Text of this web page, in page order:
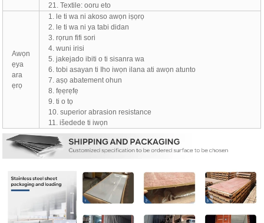
21. Textile: ooru eto
Awọn
ẹya
ara
ẹrọ
1. le ti wa ni akoso awọn iṣọrọ
2. le ti wa ni ya tabi didan
3. rọrun fifi sori
4. wuni irisi
5. jakejado ibiti o ti sisanra wa
6. tobi asayan ti Iho iwọn ilana ati awọn atunto
7. aṣọ abatement ohun
8. fẹẹrẹfẹ
9. ti o tọ
10. superior abrasion resistance
11. išedede ti iwọn